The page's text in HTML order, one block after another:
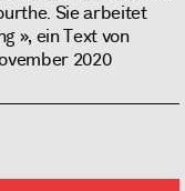
Sie arbeitet
», ein Text von
2020